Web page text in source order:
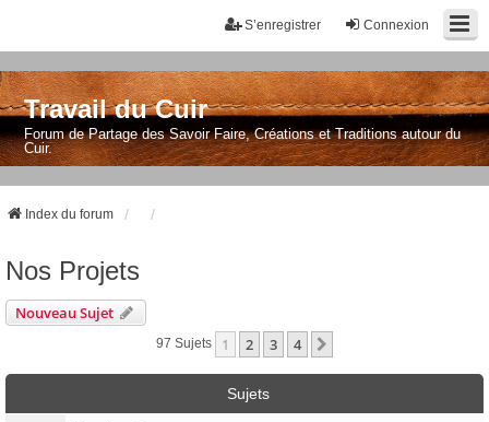
Connexion
S’enregistrer
Travail du Cuir
Forum de Partage des Savoir Faire, Créations et Traditions autour du
Cuir.
Index du forum
Nos Projets
Nouveau Sujet
97 Sujets 1 2 3 4
Sujets